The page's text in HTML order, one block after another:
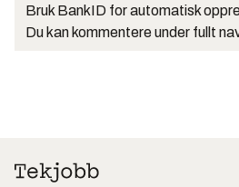
Bruk BankID for automatisk
Du kan kommentere under fullt